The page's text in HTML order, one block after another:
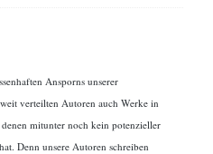
Ansporns unserer
verteilten Autoren auch Werke in
mitunter noch kein potenzieller
Denn unsere Autoren schreiben